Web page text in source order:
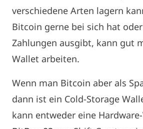
verschiedene Arten lagern
Bitcoin gerne bei sich hat
Zahlungen ausgibt, kann gut
Wallet arbeiten.
Wenn man Bitcoin aber als
dann ist ein Cold-Storage
kann entweder eine